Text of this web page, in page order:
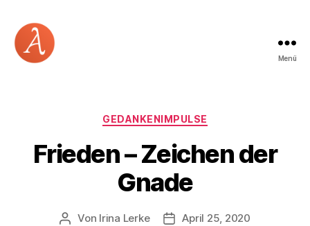
Menü
Kategorien
GEDANKENIMPULSE
Frieden – Zeichen der
Gnade
Beitragsautor
Von Irina Lerke Beitragsdatum
April 25, 2020